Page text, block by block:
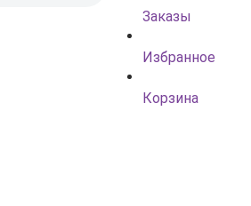
Заказы
Избранное
Корзина